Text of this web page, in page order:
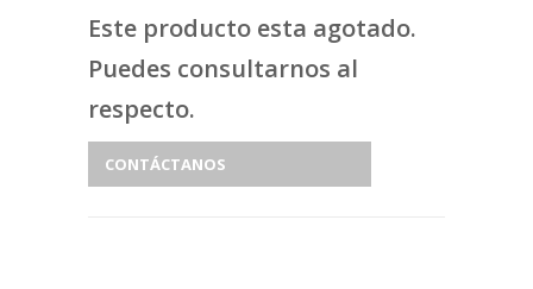
Este producto esta agotado.
Puedes consultarnos al
respecto.
CONTÁCTANOS